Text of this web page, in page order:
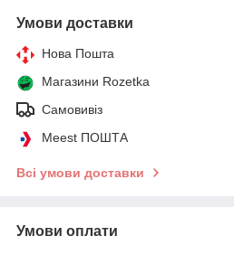
Умови доставки
Нова Пошта
Магазини Rozetka
Самовивіз
Meest ПОШТА
Всі умови доставки
Умови оплати